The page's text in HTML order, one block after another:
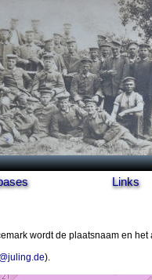
Links
wordt de plaatsnaam en het
).